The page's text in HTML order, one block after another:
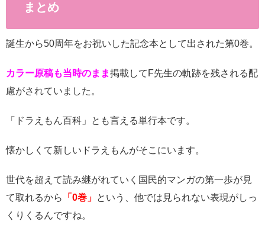
まとめ
誕生から50周年をお祝いした記念本として出された第0巻。
カラー原稿も当時のまま掲載してF先生の軌跡を残される配
慮がされていました。
「ドラえもん百科」とも言える単行本です。
懐かしくて新しいドラえもんがそこにいます。
世代を超えて読み継がれていく国民的マンガの第一歩が見
て取れるから
「0巻」 という、他では見られない表現がしっ
くりくるんですね。